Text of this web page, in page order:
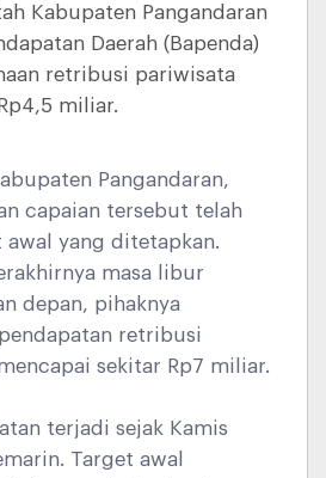
Kabupaten Pangandaran
Daerah (Bapenda)
retribusi pariwisata
miliar.
Pangandaran,
capaian tersebut telah
yang ditetapkan.
masa libur
depan, pihaknya
retribusi
sekitar Rp7 miliar.
terjadi sejak Kamis
Target awal